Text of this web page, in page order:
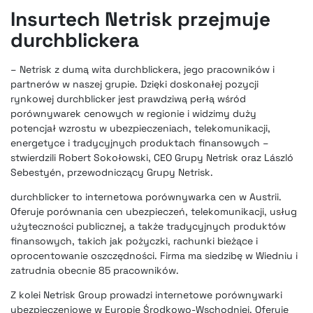
Insurtech Netrisk przejmuje
durchblickera
– Netrisk z dumą wita durchblickera, jego pracowników i
partnerów w naszej grupie. Dzięki doskonałej pozycji
rynkowej durchblicker jest prawdziwą perłą wśród
porównywarek cenowych w regionie i widzimy duży
potencjał wzrostu w ubezpieczeniach, telekomunikacji,
energetyce i tradycyjnych produktach finansowych –
stwierdzili Robert Sokołowski, CEO Grupy Netrisk oraz László
Sebestyén, przewodniczący Grupy Netrisk.
durchblicker to internetowa porównywarka cen w Austrii.
Oferuje porównania cen ubezpieczeń, telekomunikacji, usług
użyteczności publicznej, a także tradycyjnych produktów
finansowych, takich jak pożyczki, rachunki bieżące i
oprocentowanie oszczędności. Firma ma siedzibę w Wiedniu i
zatrudnia obecnie 85 pracowników.
Z kolei Netrisk Group prowadzi internetowe porównywarki
ubezpieczeniowe w Europie Środkowo-Wschodniej. Oferuje